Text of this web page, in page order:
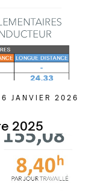
JANVIER 2026
2025